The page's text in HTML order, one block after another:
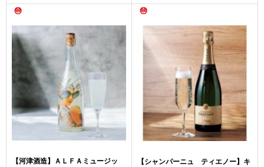
【河津酒造】ＡＬＦＡミュージッ
【シャンパーニュ ティエノー】キ